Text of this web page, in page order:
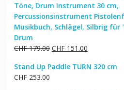
Töne, Drum Instrument 30 cm,
Percussionsinstrument
Musikbuch, Schlägel, Silbrig für
Drum
CHF179.00 Ursprünglicher
war:
CHF151.00Aktueller
ist:
Stand Up Paddle TURN 320 cm
CHF253.00